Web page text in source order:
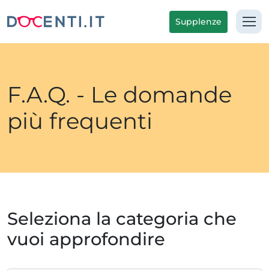
Supplenze
F.A.Q. - Le domande
più frequenti
Seleziona la categoria che
vuoi approfondire